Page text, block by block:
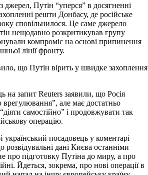
джерел, Путін “уперся” в досягненні
решти Донбасу, де російське
сповільнилося. Це саме джерело
нещодавно розкритикував групу
компроміс на основі припинення
лінії фронту.
що Путін вірить у швидке захоплення
на запит Reuters заявили, що Росія
але має достатньо
самостійно” і продовжувати так
операцію.
посадовець у коментарі
розвідувальні дані Києва останніми
про підготовку Путіна до миру, а про
Йдеться, зокрема, про нові операції в